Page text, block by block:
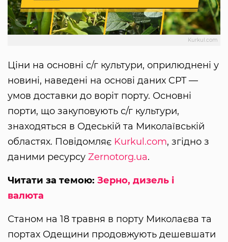
Kurkul.com
Ціни на основні с/г культури, оприлюднені у
новині, наведені на основі даних CPT —
умов доставки до воріт порту. Основні
порти, що закуповують с/г культури,
знаходяться в Одеській та Миколаївській
областях. Повідомляє Kurkul.com, згідно з
даними ресурсу Zernotorg.ua.
Читати за темою: Зерно, дизель і
валюта
Станом на 18 травня в порту Миколаєва та
портах Одещини продовжують дешевшати